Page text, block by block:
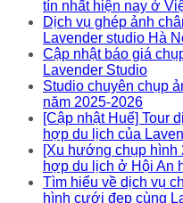
tín nhất hiện nay ở
Dịch vụ ghép ảnh
Lavender studio Hà
Cập nhật báo giá
Lavender Studio
Studio chuyên chụp
năm 2025-2026
[Cập nhật Huế] Tour
hợp du lịch của
[Xu hướng chụp hình
hợp du lịch ở Hội An
Tìm hiểu về dịch vụ
hình cưới đẹp cùng